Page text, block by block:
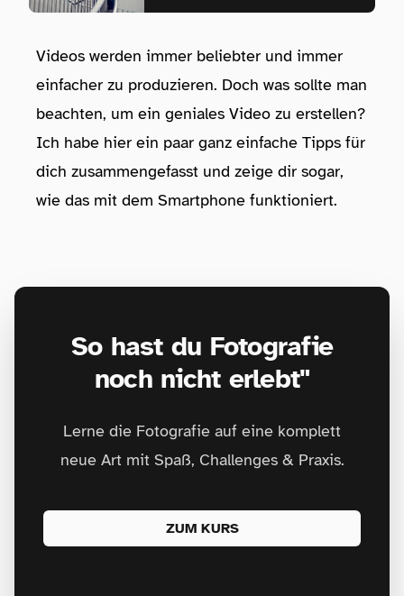
Videos werden immer beliebter und immer
einfacher zu produzieren. Doch was sollte man
beachten, um ein geniales Video zu erstellen?
Ich habe hier ein paar ganz einfache Tipps für
dich zusammengefasst und zeige dir sogar,
wie das mit dem Smartphone funktioniert. ⁠
So hast du Fotografie
noch nicht erlebt"
Lerne die Fotografie auf eine komplett
neue Art mit Spaß, Challenges & Praxis.
ZUM KURS